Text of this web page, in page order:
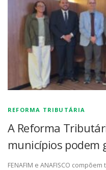
REFORMA TRIBUTÁRIA
A Reforma
municípios podem
FENAFIM e ANAFISCO